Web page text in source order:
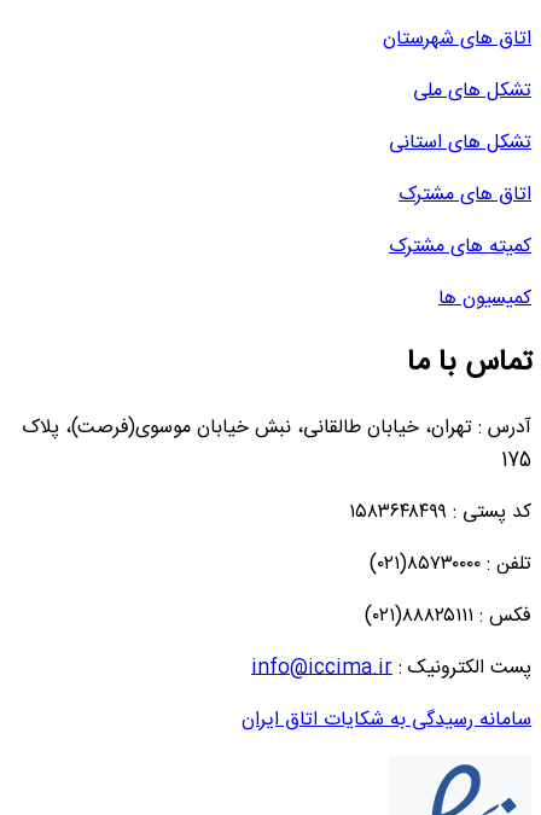
اتاق های شهرستان
تشکل های ملی
تشکل های استانی
اتاق های مشترک
کمیته های مشترک
کمیسیون ها
تماس با ما
آدرس : تهران، خیابان طالقانی، نبش خیابان موسوی(فرصت)، پلاک
175
کد پستی : ۱۵۸۳۶۴۸۴۹۹
تلفن : ۸۵۷۳۰۰۰۰(۰۲۱)
فکس : ۸۸۸۲۵۱۱۱(۰۲۱)
پست الکترونیک :info@iccima.ir
سامانه رسیدگی به شکایات اتاق ایران